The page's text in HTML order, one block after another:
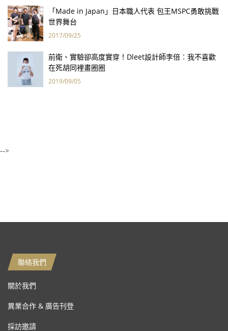
「Made in Japan」日本職人代表 包王MSPC勇敢挑戰
世界舞台
2017/09/25
前衛、實驗卻高度實穿！Dleet設計師李倍︰我不喜歡
在死胡同裡畫圈圈
2019/09/05
-->
聯絡我們
關於我們
異業合作 & 廣告刊登
採訪邀請